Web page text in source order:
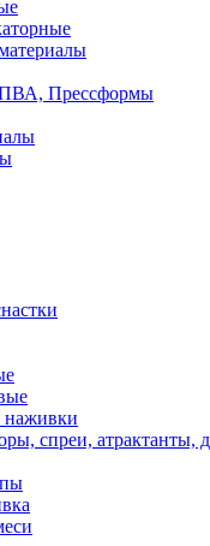
Прессформы
спреи, атрактанты,